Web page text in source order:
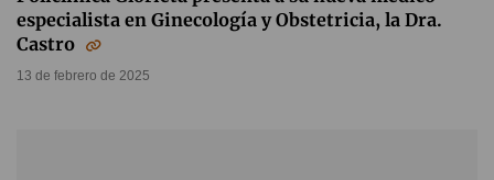
especialista en Ginecología y Obstetricia, la Dra.
Castro
13 de febrero de 2025